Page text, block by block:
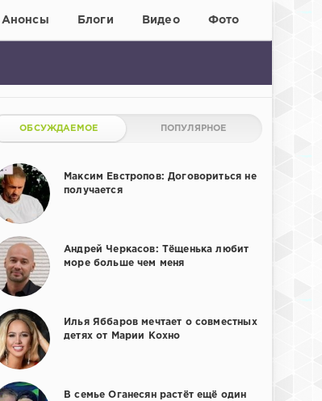
Анонсы Блоги Видео Фото
ОБСУЖДАЕМОЕ ПОПУЛЯРНОЕ
Максим Евстропов: Договориться не
получается
Андрей Черкасов: Тёщенька любит
море больше чем меня
Илья Яббаров мечтает о совместных
детях от Марии Кохно
В семье Оганесян растёт ещё один